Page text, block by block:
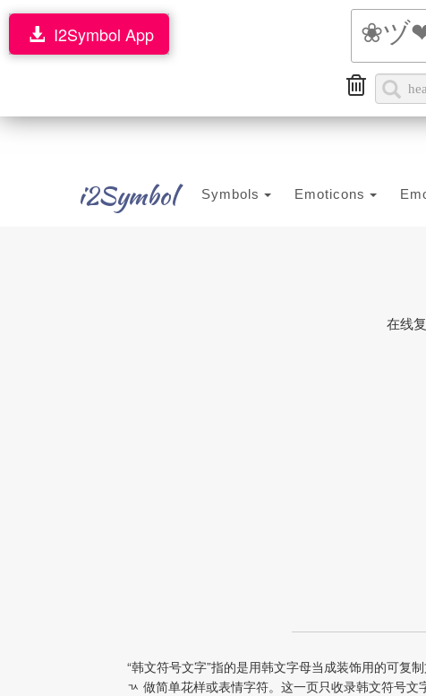
i2Symbol Symbols Emoticons
I2Symbol App
在线
“韩文符号文字”指的是用韩文字母当成装饰用的可复
ㄳ 做简单花样或表情字符。这一页只收录韩文符号文